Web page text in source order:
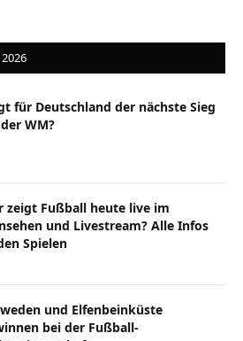
für Deutschland der nächste Sieg
WM?
zeigt Fußball heute live im
und Livestream? Alle Infos
Spielen
und Elfenbeinküste
bei der Fußball-